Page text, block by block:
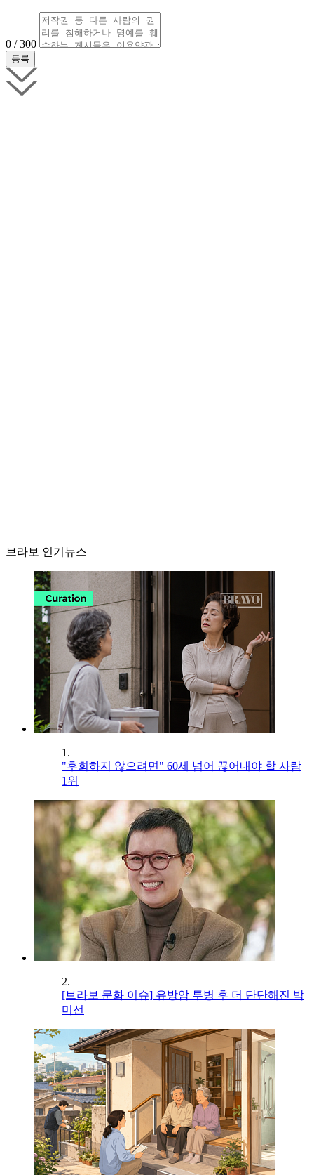
0 / 300
브라보 인기뉴스
1.
"후회하지 않으려면" 60세 넘어 끊어내야 할 사람
1위
2.
[브라보 문화 이슈] 유방암 투병 후 더 단단해진 박
미선